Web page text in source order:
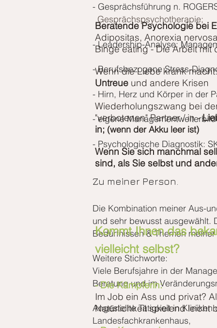
- Gesprächsführung n.
Gesprächspsychotherapie;
- Leadership-Analyse:
- Berufsbezogene Stress-
- Hirn, Herz und Körper in der
- eigene
- Psychologische Diagnostik:
Zu meiner Person.
Die Kombination meiner Aus-
und sehr bewusst ausgewählt.
Bedürfnissen & Themen
Weitere Stichworte:
Viele Berufsjahre in der
Beratung und im
Angestellte Tätigkeit in
Landesfachkrankenhaus,
Beratende Psychologie bei
Adipositas, Anorexia
Binge eating -Die Arbeit mit
Wenn die Liebe krank macht:
Untreue und andere Krisen
Wiederholungszwang bei
"verbotenen" Partner / in -
in; (wenn der Akku leer ist)
Wenn Sie sich manchmal
sind, als Sie selbst und
Kommt Ihnen das
vielleicht selbst?
- Die Kämpferin:
Im Job ein Ass und privat?
Natürlichkeit spielend leicht